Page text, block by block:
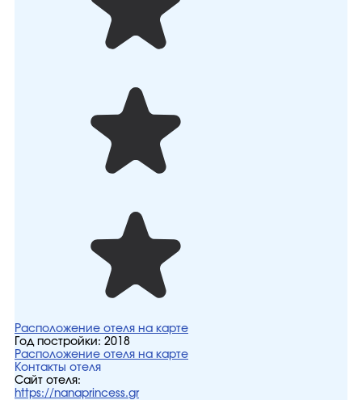
Расположение отеля на карте
Год постройки: 2018
Расположение отеля на карте
Контакты отеля
Сайт отеля:
https://nanaprincess.gr